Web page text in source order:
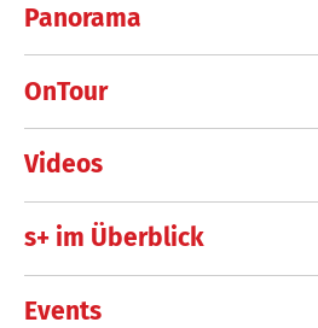
Panorama
OnTour
Videos
s+ im Überblick
Events